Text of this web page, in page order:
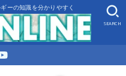
ーの知識を分かりやすく
SEARCH